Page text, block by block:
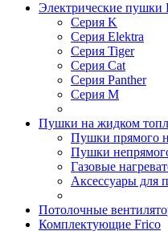
Электрические пушки
Серия K
Серия Elektra
Серия Tiger
Серия Cat
Серия Panther
Серия M
Пушки на жидком
Пушки прямого
Пушки
Газовые
Аксессуары для
Потолочные
Комплектующие Frico